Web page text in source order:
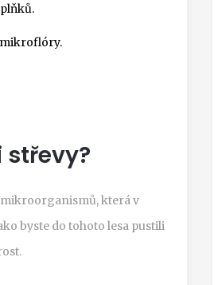
střevy?
která v
byste do tohoto lesa pustili